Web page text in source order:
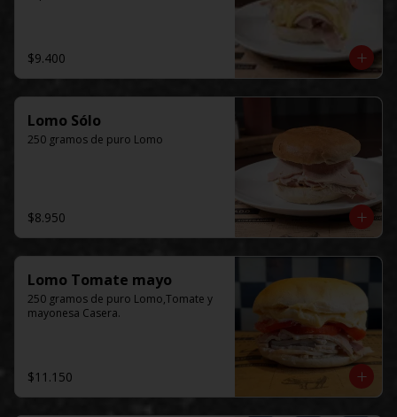
$9.400
Lomo Sólo
250 gramos de puro Lomo
$8.950
Lomo Tomate mayo
250 gramos de puro Lomo,Tomate y
mayonesa Casera.
$11.150